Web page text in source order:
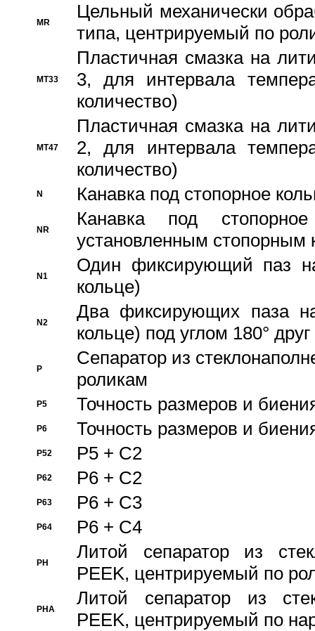
MR
Цельный механически
типа, центрируемый по
MT33
Пластичная смазка на
3, для интервала
количество)
MT47
Пластичная смазка на
2, для интервала
количество)
N Канавка под стопорное
NR
Канавка под
установленным стопорным
N1
Один фиксирующий паз
кольце)
N2
Два фиксирующих паза
кольце) под углом 180° друг
P
Cепаратор из
роликам
P5 Точность размеров и
P6 Точность размеров и
P52 P5 + C2
P62 P6 + C2
P63 P6 + C3
P64 P6 + C4
PH
Литой сепаратор из
PEEK, центрируемый по
PHA
Литой сепаратор из
PEEK, центрируемый по